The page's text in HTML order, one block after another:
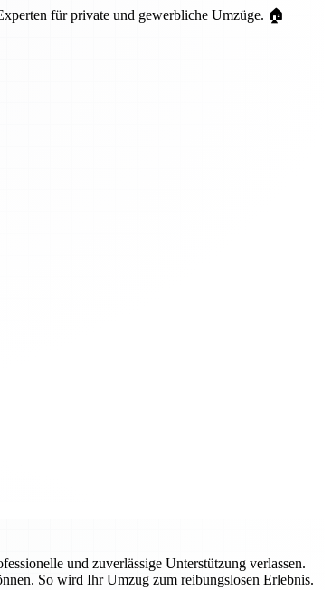
für private und gewerbliche Umzüge. 🏠
und zuverlässige Unterstützung verlassen.
So wird Ihr Umzug zum reibungslosen Erlebnis.